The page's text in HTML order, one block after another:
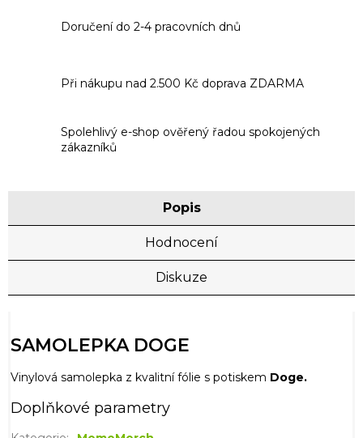
Doručení do 2-4 pracovních dnů
Při nákupu nad 2.500 Kč doprava ZDARMA
Spolehlivý e-shop ověřený řadou spokojených
zákazníků
Popis
Hodnocení
Diskuze
SAMOLEPKA DOGE
Vinylová samolepka z kvalitní fólie s potiskem Doge.
Doplňkové parametry